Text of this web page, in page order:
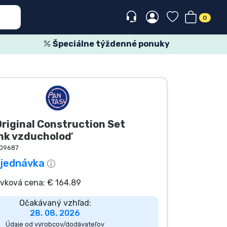
0
Špeciálne týždenné ponuky
Construction Set
vzducholoď
cena: € 164.89
Očakávaný vzhľad:
28. 08. 2026
Údaje od výrobcov/dodávateľov